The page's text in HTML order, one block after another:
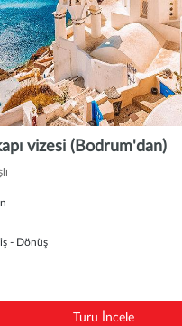
vizesi (Bodrum'dan)
- Dönüş
Turu İncele